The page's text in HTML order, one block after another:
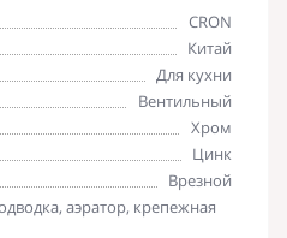
CRON
Китай
Для кухни
Вентильный
Хром
Цинк
Врезной
аэратор, крепежная